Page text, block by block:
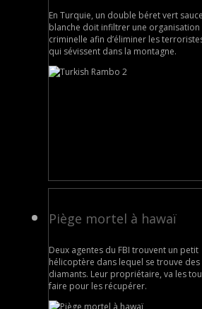
En Turquie, un double béret vert sauce
blanche doit infiltrer une organisation
criminelle afin d’éliminer les
qui sévissent dans la montagne.
Piège mortel à hawaï
Deux agentes du FBI trouvent un petit
hélicoptère dans lequel se trouve des
diamants. Leur propriétaire, va les
faire pour les récupérer.